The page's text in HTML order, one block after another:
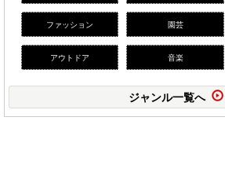
ファッション 園芸
アウトドア 音楽
ジャンル一覧へ